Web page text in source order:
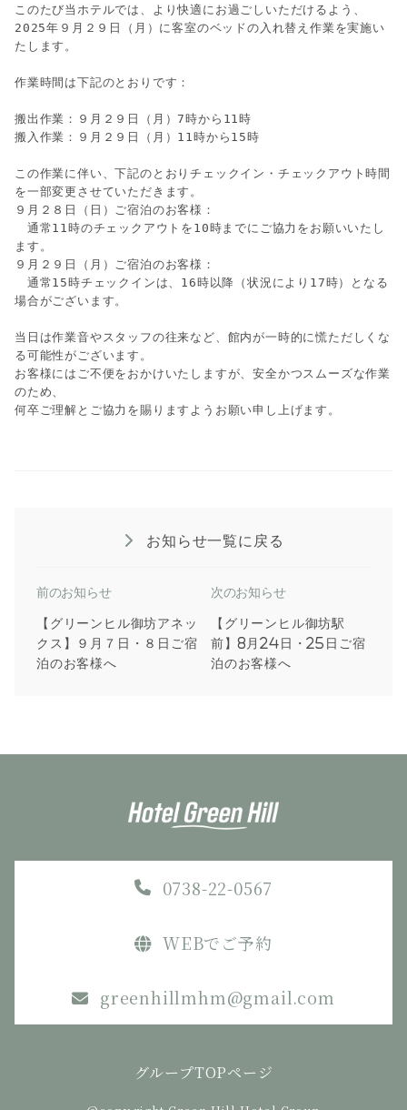
このたび当ホテルでは、より快適にお過ごしいただけるよう、
2025年９月２９日（月）に客室のベッドの入れ替え作業を実施い
たします。
作業時間は下記のとおりです：
搬出作業：９月２９日（月）7時から11時
搬入作業：９月２９日（月）11時から15時
この作業に伴い、下記のとおりチェックイン・チェックアウト時間
を一部変更させていただきます。
９月２８日（日）ご宿泊のお客様：
通常11時のチェックアウトを10時までにご協力をお願いいたし
ます。
９月２９日（月）ご宿泊のお客様：
通常15時チェックインは、16時以降（状況により17時）となる
場合がございます。
当日は作業音やスタッフの往来など、館内が一時的に慌ただしくな
る可能性がございます。
お客様にはご不便をおかけいたしますが、安全かつスムーズな作業
のため、
何卒ご理解とご協力を賜りますようお願い申し上げます。
お知らせ一覧に戻る
前のお知らせ
【グリーンヒル御坊アネッ
クス】９月７日・８日ご宿
泊のお客様へ
次のお知らせ
【グリーンヒル御坊駅
前】8月24日・25日ご宿
泊のお客様へ
0738-22-0567
WEBでご予約
greenhillmhm@gmail.com
グループTOPページ